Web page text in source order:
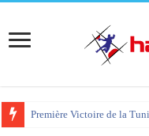
Première Victoire de la